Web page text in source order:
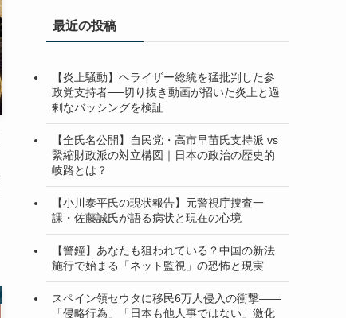
ブ最近の投稿
【炎上騒動】ヘライザー総統を猛批判した参
政党支持者──切り抜き動画が招いた炎上と過
剰なバッシングを検証
【全氏名公開】自民党・高市早苗氏支持派 vs
緊縮財政派の対立構図｜日本の政治の歴史的
岐路とは？
【小川泰平氏の現状報告】元警視庁捜査一
課・佐藤誠氏が語る病状と現在の心境
【警鐘】あなたも狙われている？中国の新法
施行で始まる「ネット監視」の恐怖と現実
スペイン領セウタに移民6万人侵入の衝撃——
「侵略行為」「日本も他人事ではない」激化